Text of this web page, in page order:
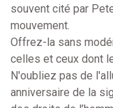
souvent cité par
mouvement.
Offrez-la sans
celles et ceux dont
N'oubliez pas de
anniversaire de la